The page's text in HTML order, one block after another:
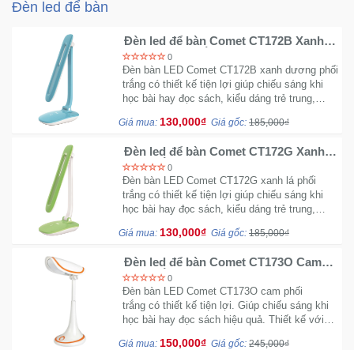
Đèn led để bàn
Đèn led để bàn Comet CT172B Xanh
dương phối trắng chính hãng
0
Đèn bàn LED Comet CT172B xanh dương phối
trắng có thiết kế tiện lợi giúp chiếu sáng khi
học bài hay đọc sách, kiểu dáng trẻ trung,
hay bàn làm việc của bạn.
Giá mua: 130,000₫ Giá gốc: 185,000₫
Đèn led để bàn Comet CT172G Xanh
phối trắng chính hãng
0
Đèn bàn LED Comet CT172G xanh lá phối
trắng có thiết kế tiện lợi giúp chiếu sáng khi
học bài hay đọc sách, kiểu dáng trẻ trung,
hay bàn làm việc của bạn.
Giá mua: 130,000₫ Giá gốc: 185,000₫
Đèn led để bàn Comet CT173O Cam
phối trắng chính hãng
0
Đèn bàn LED Comet CT173O cam phối
trắng có thiết kế tiện lợi. Giúp chiếu sáng khi
học bài hay đọc sách hiệu quả. Thiết kế với
Giá mua: 150,000₫ Giá gốc: 245,000₫